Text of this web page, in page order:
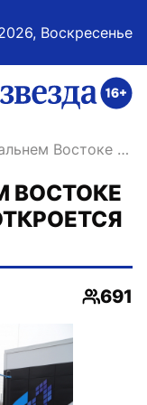
Воскресенье
центр откроется в Хабаровске
ВОСТОКЕ
691